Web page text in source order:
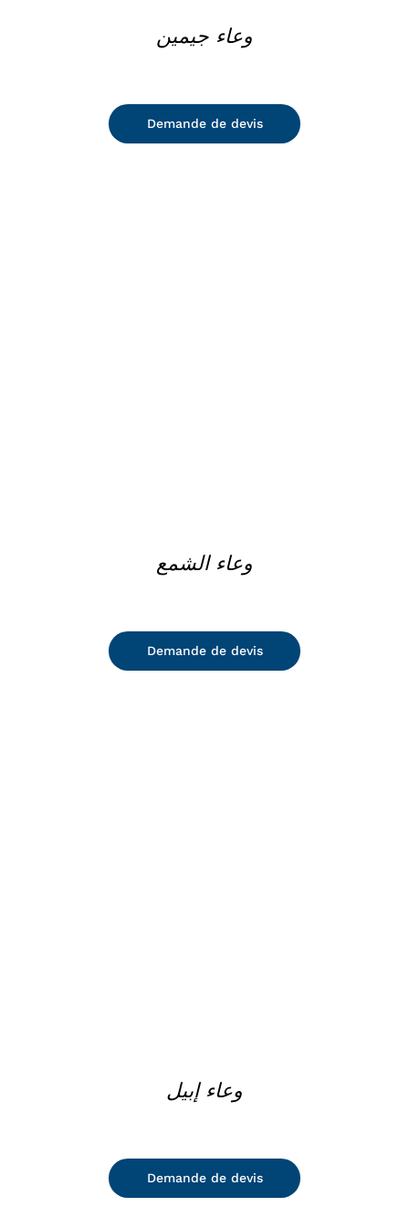
وعاء جيمين
Demande de devis
وعاء الشمع
Demande de devis
وعاء إبيل
Demande de devis